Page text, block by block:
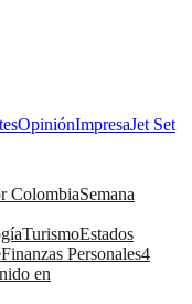
OpiniónImpresaJet Set
ColombiaSemana
TurismoEstados
Finanzas Personales4
en